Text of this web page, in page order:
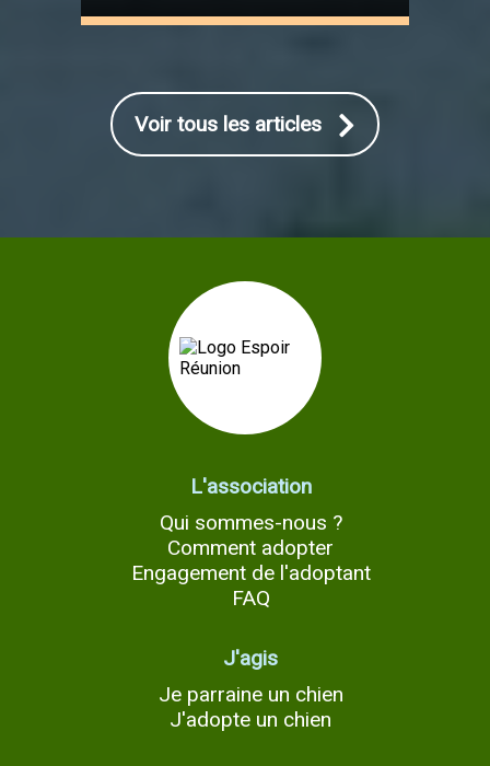
Voir tous les articles
L'association
Qui sommes-nous ?
Comment adopter
Engagement de l'adoptant
FAQ
J'agis
Je parraine un chien
J'adopte un chien